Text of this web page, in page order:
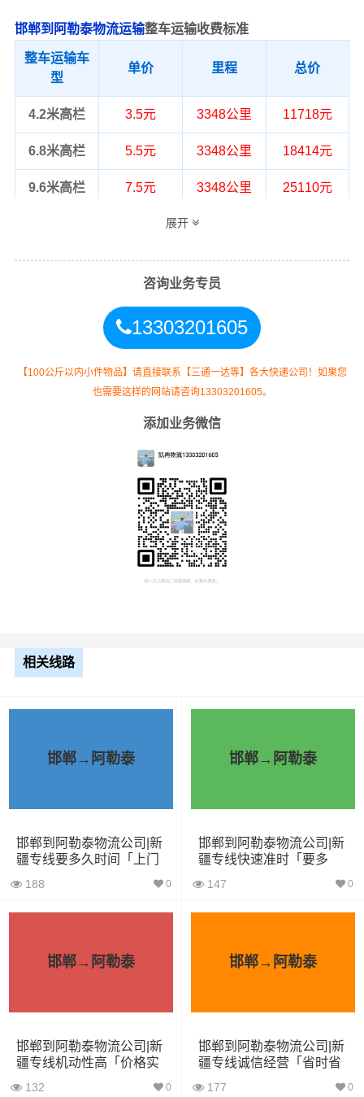
邯郸到阿勒泰物流运输整车运输收费标准
整车运输车
型
单价 里程 总价
4.2米高栏 3.5元 3348公里 11718元
6.8米高栏 5.5元 3348公里 18414元
9.6米高栏 7.5元 3348公里 25110元
3348公里
17.5米平板 10.5元 3348公里 35154元
里，以上报价为市场透明价，仅供参
考，不作为最终成交价格，望知晓！
车型
5.2米货车 31立方 8吨 5.2×2.4×2.6
6.8米货车 40立方 10吨 6.8×2.4×2.8
7.6米货车 48立方 16吨 7.6×2.4×2.8
13米货车 80立方 33吨 13×2.4×2.8
其他货主物流经验分享
已发过 邯郸到阿勒泰物流专线
的货主告诉大家如果你选择
展开
咨询业务专员
13303201605
【100公斤以内小件物品】请直接联系【三通一达等】各大快递公司！如果您
也需要这样的网站请咨询13303201605。
添加业务微信
相关线路
邯郸→阿勒泰
邯郸到阿勒泰物流公司|新
疆专线要多久时间「上门
188 0
邯郸→阿勒泰
邯郸到阿勒泰物流公司|新
疆专线快速准时「要多
147 0
邯郸→阿勒泰
邯郸到阿勒泰物流公司|新
疆专线机动性高「价格实
132 0
邯郸→阿勒泰
邯郸到阿勒泰物流公司|新
疆专线诚信经营「省时省
177 0